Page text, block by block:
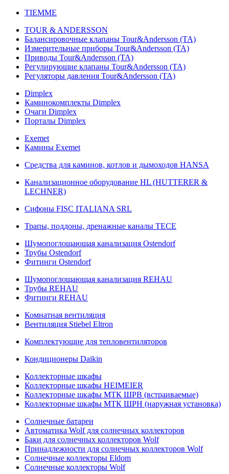
TIEMME
TOUR & ANDERSSON
Балансировочные клапаны Tour&Andersson (TA)
Измерительные приборы Tour&Andersson (TA)
Приводы Tour&Andersson (TA)
Регулирующие клапаны Tour&Andersson (TA)
Регуляторы давления Tour&Andersson (TA)
Dimplex
Каминокомплекты Dimplex
Очаги Dimplex
Порталы Dimplex
Exemet
Камины Exemet
Средства для каминов, котлов и дымоходов HANSA
Канализационное оборудование HL (HUTTERER &
LECHNER)
Сифоны FISC ITALIANA SRL
Трапы, поддоны, дренажные каналы TECE
Шумопоглощающая канализация Ostendorf
Трубы Ostendorf
Фитинги Ostendorf
Шумопоглощающая канализация REHAU
Трубы REHAU
Фитинги REHAU
Комнатная вентиляция
Вентиляция Stiebel Eltron
Комплектующие для тепловентиляторов
Кондиционеры Daikin
Коллекторные шкафы
Коллекторные шкафы HEIMEIER
Коллекторные шкафы МТК ШРВ (встраиваемые)
Коллекторные шкафы МТК ШРН (наружная установка)
Солнечные батареи
Автоматика Wolf для солнечных коллекторов
Баки для солнечных коллекторов Wolf
Принадлежности для солнечных коллекторов Wolf
Солнечные коллекторы Eldom
Солнечные коллекторы Wolf